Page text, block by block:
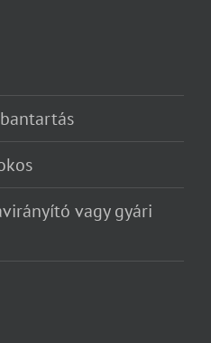
vagy gyári